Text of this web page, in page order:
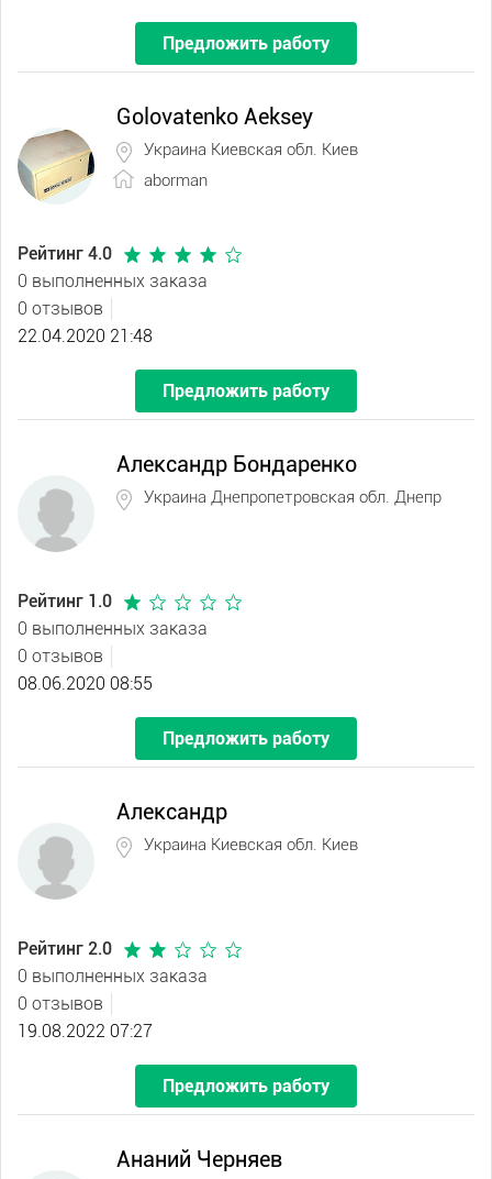
Предложить работу
Golovatenko Aeksey
Украина Киевская обл. Киев
aborman
Рейтинг 4.0
0 выполненных заказа
0 отзывов
22.04.2020 21:48
Предложить работу
Александр Бондаренко
Украина Днепропетровская обл. Днепр
Рейтинг 1.0
0 выполненных заказа
0 отзывов
08.06.2020 08:55
Предложить работу
Александр
Украина Киевская обл. Киев
Рейтинг 2.0
0 выполненных заказа
0 отзывов
19.08.2022 07:27
Предложить работу
Ананий Черняев